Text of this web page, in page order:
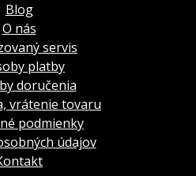
Blog
O nás
servis
platby
doručenia
vrátenie tovaru
podmienky
údajov